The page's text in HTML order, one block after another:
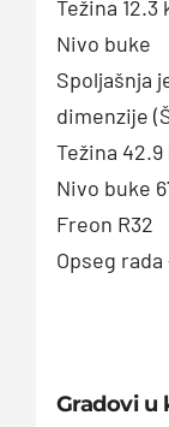
Težina 12.3
Nivo buke
Spoljašnja
dimenzije
Težina 42.9
Nivo buke
Freon R32
Opseg rada
Gradovi u